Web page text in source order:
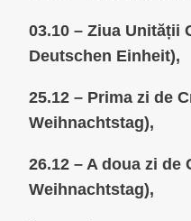
03.10 – Ziua Unității
Deutschen Einheit),
25.12 – Prima zi de
Weihnachtstag),
26.12 – A doua zi de
Weihnachtstag),